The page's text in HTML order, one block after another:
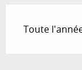
Toute